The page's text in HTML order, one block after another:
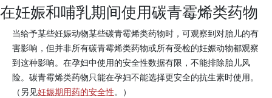
肠球菌感染
在妊娠和哺乳期间使用碳青霉烯类药物
当给予某些妊娠动物某些碳青霉烯类药物时，可观察到对胎儿的有
害影响，但并非所有碳青霉烯类药物或所有受检的妊娠动物都观察
到这种影响。在孕妇中使用的安全性数据有限，不能排除胎儿风
险。碳青霉烯类药物只能在孕妇不能选择更安全的抗生素时使用。
（另见妊娠期用药的安全性。）